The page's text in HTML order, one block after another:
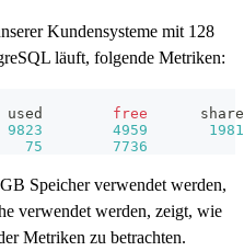
Kundensysteme mit 128
läuft, folgende Metriken:
used
free
9823 4959
75 7736
Speicher verwendet werden,
verwendet werden, zeigt, wie
Metriken zu betrachten.